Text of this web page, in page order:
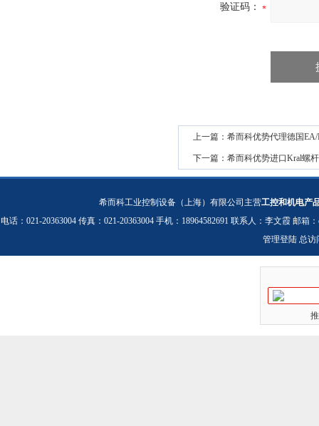
验证码：
上一篇： 希而科优势代理德国EA/
下一篇： 希而科优势进口Kral螺
希而科工业控制设备（上海）有限公司主营工控和机电产
电话：021-20363004 传真：021-20363004 手机：18964582691 联系人：李文霞 邮箱：
管理登陆 总访